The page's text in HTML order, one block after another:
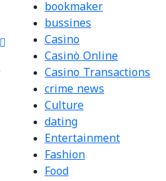
bookmaker
bussines
Casino
Casinò Online
Casino Transactions
crime news
Culture
dating
Entertainment
Fashion
Food